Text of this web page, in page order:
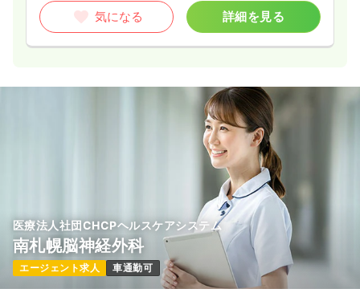
気になる 詳細を見る
医療法人社団CHCPヘルスケアシステム
南札幌脳神経外科
エージェント求人 車通勤可